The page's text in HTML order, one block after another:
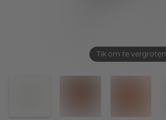
Tik om te vergroten